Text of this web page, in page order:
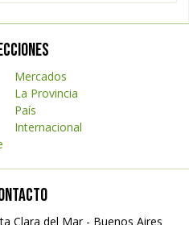
Mercados
La Provincia
País
Internacional
Clara del Mar - Buenos Aires